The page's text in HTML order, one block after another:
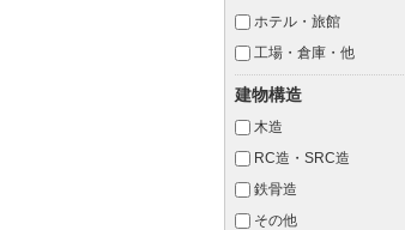
ホテル・旅館
工場・倉庫・他
建物構造
木造
RC造・SRC造
鉄骨造
その他